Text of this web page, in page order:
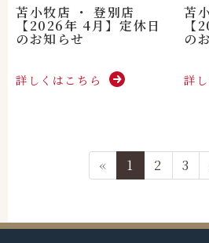
苫小牧店 ・ 登別店
【2026年 4月】定休日
のお知らせ
詳しくはこちら
苫
【
の
詳
« 1 2 3